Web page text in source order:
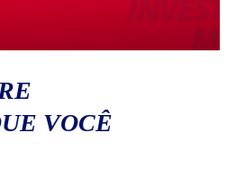
VOCÊ